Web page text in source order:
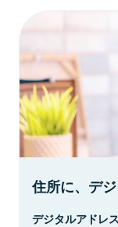
住所に、デ
デジタルアドレ